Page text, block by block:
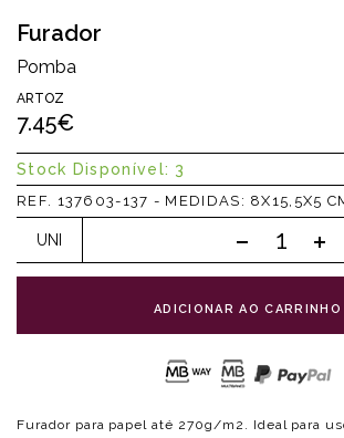
Furador
Pomba
ARTOZ
7.45€
Stock Disponível: 3
REF. 137603-137 - MEDIDAS: 8X15,5X5
UNI
ADICIONAR AO CARRINHO
Furador para papel até 270g/m2. Ideal para